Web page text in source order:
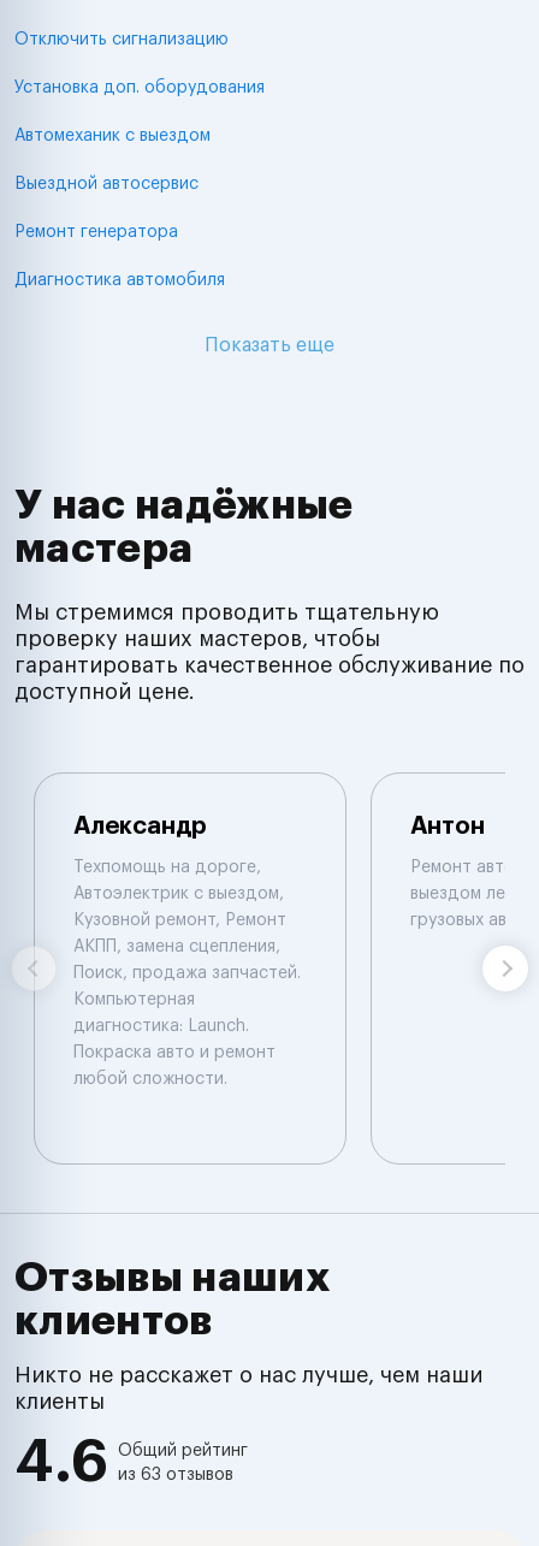
Отключить сигнализацию
Установка доп. оборудования
Автомеханик с выездом
Выездной автосервис
Ремонт генератора
Диагностика автомобиля
Показать еще
У нас надёжные
мастера
Мы стремимся проводить тщательную
проверку наших мастеров, чтобы
гарантировать качественное обслуживание по
доступной цене.
Александр
Техпомощь на дороге,
Автоэлектрик с выездом,
Кузовной ремонт, Ремонт
АКПП, замена сцепления,
Поиск, продажа запчастей.
Компьютерная
диагностика: Launch.
Покраска авто и ремонт
любой сложности.
Антон
Ремонт
выездом
грузовых авто
Отзывы наших
клиентов
Никто не расскажет о нас лучше, чем наши
клиенты
4.6
Общий рейтинг
из 63 отзывов